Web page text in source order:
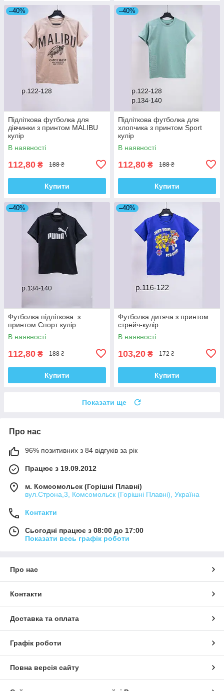
–40%
Підліткова футболка для
дівчинки з принтом MALIBU
кулір
В наявності
112,80 ₴ 188 ₴
Купити
–40%
Підліткова футболка для
хлопчика з принтом Sport
кулір
В наявності
112,80 ₴ 188 ₴
Купити
–40%
Футболка підліткова з
принтом Спорт кулір
В наявності
112,80 ₴ 188 ₴
Купити
–40%
Футболка дитяча з принтом
стрейч-кулір
В наявності
103,20 ₴ 172 ₴
Купити
Показати ще
Про нас
96% позитивних з 84 відгуків за рік
Працює з 19.09.2012
м. Комсомольск (Горішні Плавні)
вул.Строна,3, Комсомольск (Горішні Плавні), Україна
Контакти
Сьогодні працює з 08:00 до 17:00
Показати весь графік роботи
Про нас
Контакти
Доставка та оплата
Графік роботи
Повна версія сайту